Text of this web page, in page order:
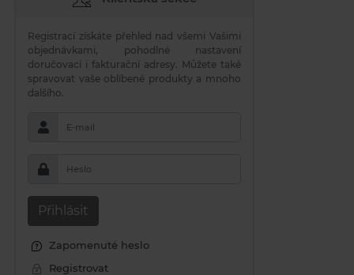
Registrací získáte přehled nad všemi Vašimi
objednávkami, pohodlné nastavení
doručovací i fakturační adresy. Můžete také
spravovat vaše oblíbené produkty a mnoho
dalšího.
E-mail
Heslo
Přihlásit
Zapomenuté heslo
Registrovat